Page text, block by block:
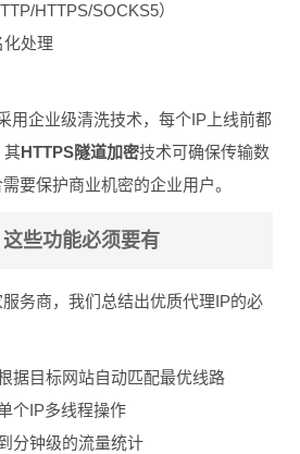
HTTPS/SOCKS5）
化处理
用企业级清洗技术，每个IP上线前都
其HTTPS隧道加密技术可确保传输数
要保护商业机密的企业用户。
些功能必须要有
务商，我们总结出优质代理IP的必
据目标网站自动匹配最优线路
个IP多线程操作
分钟级的流量统计